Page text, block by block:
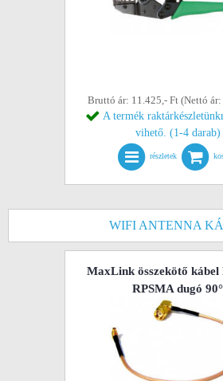
Bruttó ár: 11.425,- Ft (Nettó
A termék
vihető. (1-4 darab)
részletek
WIFI ANTENNA
MaxLink összekötő
RPSMA dugó 90°